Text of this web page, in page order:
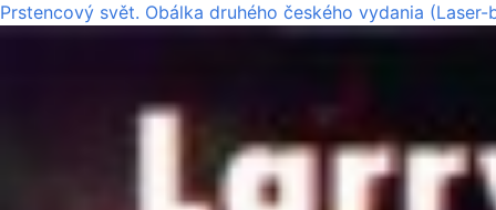
Prstencový svět. Obálka druhého českého vydania (Laser-